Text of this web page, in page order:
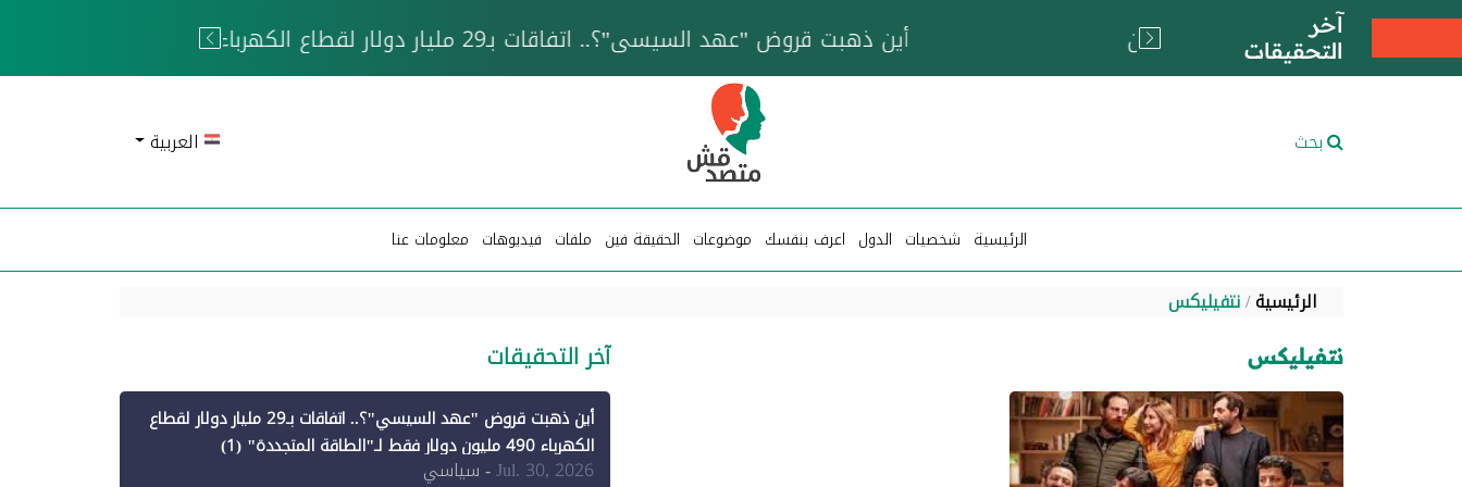
آخر
التحقيقات
خزان عائم.. "متصدقش" تتبع شبكة ناقلات وقود تخدم الحوثيين
بحث العربية
الرئيسية شخصيات الدول اعرف بنفسك موضوعات الحقيقة فين ملفات فيديوهات معلومات عنا
الرئيسية نتفيليكس
نتفيليكس آخر التحقيقات
أين ذهبت قروض "عهد السيسي"؟.. اتفاقات بـ29 مليار دولار لقطاع
الكهرباء 490 مليون دولار فقط لـ"الطاقة المتجددة" (1)
Jul. 30, 2026- سياسي